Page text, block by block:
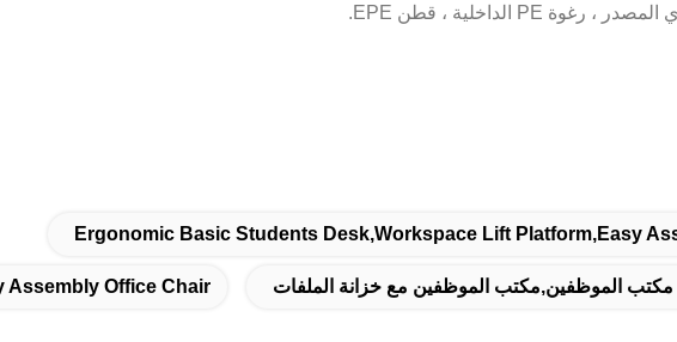
Ergonomic Basic Students Desk,Workspace Lift Platform,Easy
الموظفين,مكتب الموظفين مع خزانة الملفات Assembly Office Chair